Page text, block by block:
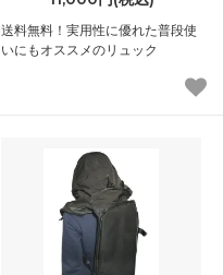
送料無料！実用性に優れた普段使
いにもオススメのリュック